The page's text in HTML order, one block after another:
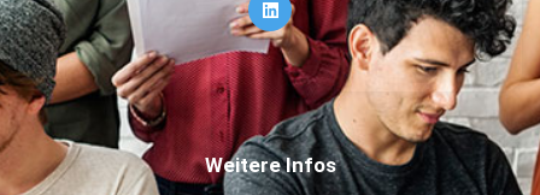
Weitere Infos